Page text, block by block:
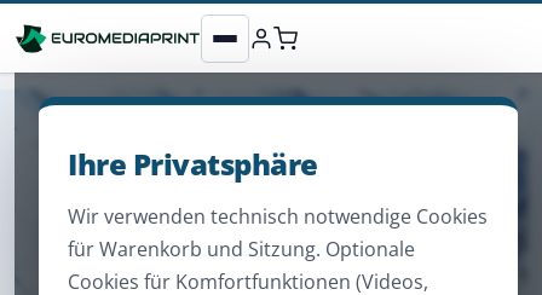
Ihre Privatsphäre
Wir verwenden technisch notwendige Cookies
für Warenkorb und Sitzung. Optionale
Cookies für Komfortfunktionen (Videos,